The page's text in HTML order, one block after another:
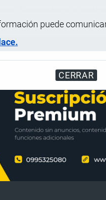
puede
CERRAR
Almacenadas en un